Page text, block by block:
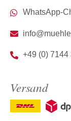
WhatsApp-
+49 (0) 7144
Versand